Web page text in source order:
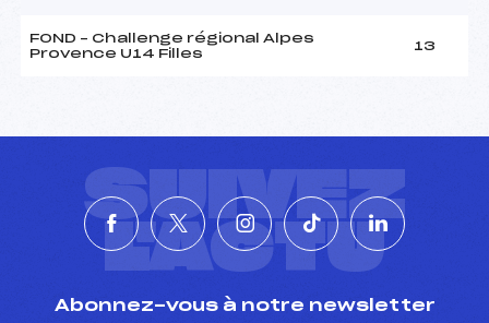
FOND – Challenge régional Alpes
Provence U14 Filles
13
SUIVEZ
L'ACTU
Abonnez-vous à notre newsletter